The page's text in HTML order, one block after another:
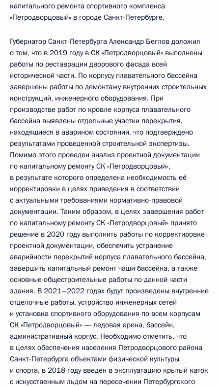
капитального ремонта спортивного комплекса
«Петродворцовый» в городе Санкт-Петербурге.
Губернатор Санкт-Петербурга Александр Беглов доложил
о том, что в 2019 году в СК «Петродворцовый» выполнены
работы по реставрации дворового фасада всей
исторической части. По корпусу плавательного бассейна
завершены работы по демонтажу внутренних строительных
конструкций, инженерного оборудования. При
производстве работ по кровле корпуса плавательного
бассейна выявлены отдельные участки перекрытия,
находящиеся в аварином состоянии, что подтверждено
результатами проведенной строительной экспертизы.
Помимо этого проведен анализ проектной документации
по капитальному ремонту СК «Петродворцовый»,
в результате которого определена необходимость её
корректировки в целях приведения в соответствии
с актуальными требованиями нормативно-правовой
документации. Таким образом, в целях завершения работ
по капитальному ремонту СК «Петродворцовый» принято
решение в 2020 году выполнить работы по корректировке
проектной документации, обеспечить устранение
аварийности перекрытий корпуса плавательного бассейна,
завершить капитальный ремонт чаши бассейна, а также
основные общестроительные работы по данной части
здания. В 2021–2022 годах будут произведены внутренние
отделочные работы, устройство инженерных сетей
и установка спортивного оборудования по всем корпусам
СК «Петродворцовый» — ледовая арена, бассейн,
административный корпус. Необходимо отметить, что
в целях обеспечения населения Петродворцового района
Санкт-Петербурга объектами физической культуры
и спорта, в 2018 году введен в эксплуатацию крытый каток
с искусственным льдом на пересечении Петербургского